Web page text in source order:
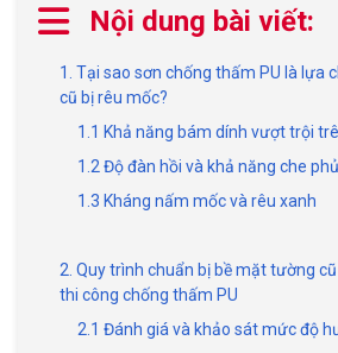
Nội dung bài viết:
1. Tại sao sơn chống thấm PU là lựa
cũ bị rêu mốc?
1.1 Khả năng bám dính vượt trội
1.2 Độ đàn hồi và khả năng che
1.3 Kháng nấm mốc và rêu xanh
2. Quy trình chuẩn bị bề mặt tường
thi công chống thấm PU
2.1 Đánh giá và khảo sát mức độ